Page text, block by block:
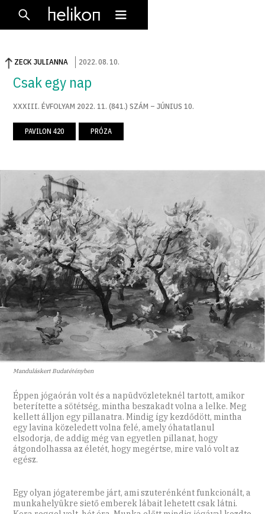
ZECK JULIANNA 2022.08. 10.
Csak egy nap
XXXIII. ÉVFOLYAM 2022. 11. (841.) SZÁM – JÚNIUS 10.
PAVILON 420 PRÓZA
Manduláskert Budatétényben
Éppen jógaórán volt és a napüdvözleteknél tartott, amikor
beterítette a sötétség, mintha beszakadt volna a lelke. Meg
kellett álljon egy pillanatra. Mindig így kezdődött, mintha
egy lavina közeledett volna felé, amely óhatatlanul
elsodorja, de addig még van egyetlen pillanat, hogy
átgondolhassa az életét, hogy megértse, mire való volt az
egész.
Egy olyan jógaterembe járt, ami szuterénként funkcionált, a
munkahelyükre siető emberek lábait lehetett csak látni.